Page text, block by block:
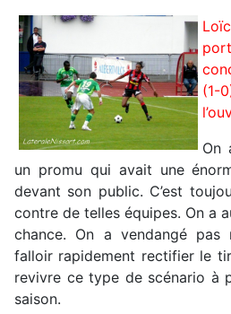
(1-
On
un promu qui avait une
devant son public. C’est
contre de telles équipes. On a
chance. On a vendangé pas
falloir rapidement rectifier le
revivre ce type de scénario à
saison.